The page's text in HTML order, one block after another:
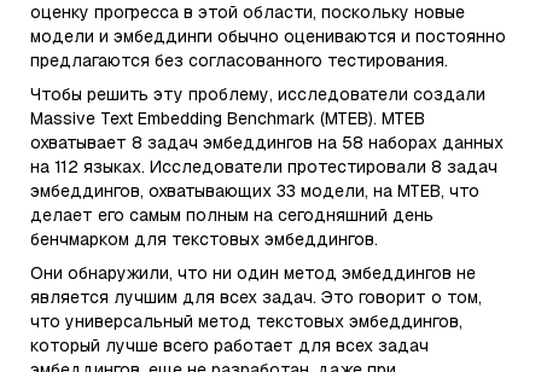
оценку прогресса в этой области, поскольку новые
модели и эмбеддинги обычно оцениваются и постоянно
предлагаются без согласованного тестирования.
Чтобы решить эту проблему, исследователи создали
Massive Text Embedding Benchmark (MTEB). MTEB
охватывает 8 задач эмбеддингов на 58 наборах данных
на 112 языках. Исследователи протестировали 8 задач
эмбеддингов, охватывающих 33 модели, на MTEB, что
делает его самым полным на сегодняшний день
бенчмарком для текстовых эмбеддингов.
Они обнаружили, что ни один метод эмбеддингов не
является лучшим для всех задач. Это говорит о том,
что универсальный метод текстовых эмбеддингов,
который лучше всего работает для всех задач